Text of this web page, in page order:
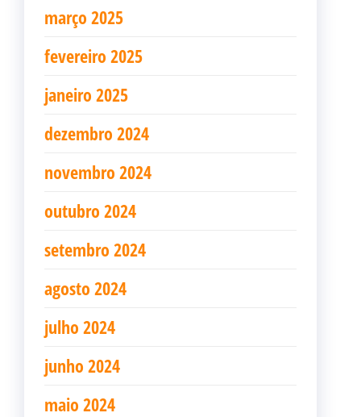
março 2025
fevereiro 2025
janeiro 2025
dezembro 2024
novembro 2024
outubro 2024
setembro 2024
agosto 2024
julho 2024
junho 2024
maio 2024